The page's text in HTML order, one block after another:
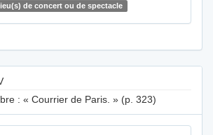
de concert ou de spectacle
: « Courrier de Paris. » (p. 323)